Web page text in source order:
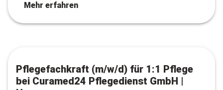
Mehr erfahren
Pflegefachkraft (m/w/d) für 1:1 Pflege
bei Curamed24 Pflegedienst GmbH |